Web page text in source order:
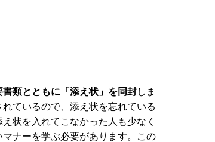
書類とともに「添え状」を同封しま
ているので、添え状を忘れている
状を入れてこなかった人も少なく
ナーを学ぶ必要があります。この